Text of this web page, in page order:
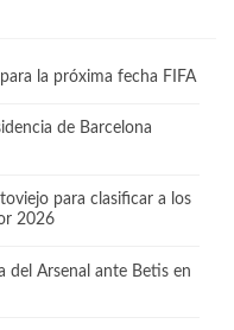
la próxima fecha FIFA
de Barcelona
para clasificar a los
2026
del Arsenal ante Betis en